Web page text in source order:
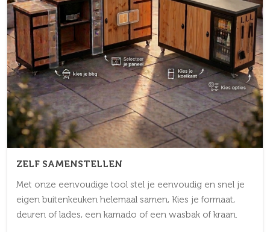
ZELF SAMENSTELLEN
Met onze eenvoudige tool stel je eenvoudig en snel je
eigen buitenkeuken helemaal samen, Kies je formaat,
deuren of lades, een kamado of een wasbak of kraan.